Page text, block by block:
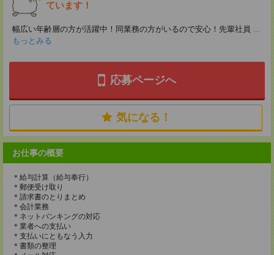
ています！
幅広い年齢層の方が活躍中！同業務の方がいるので安心！先輩社員 ...
もっとみる
応募ページへ
気になる！
お仕事の概要
＊給与計算（給与奉行）
＊郵便受け取り
＊請求書のとりまとめ
＊会計業務
＊ネットバンキングの対応
＊業者への支払い
＊支払いにともなう入力
＊書類の整理